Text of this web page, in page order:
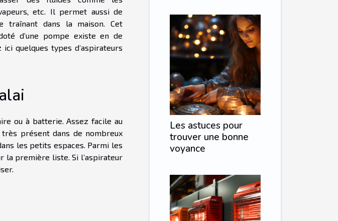
etc. Il permet aussi de
traînant dans la maison. Cet
d’une pompe existe en de
quelques types d’aspirateurs
ou à batterie. Assez facile au
présent dans de nombreux
les petits espaces. Parmi les
la première liste. Si l’aspirateur
Les astuces pour
trouver une bonne
voyance